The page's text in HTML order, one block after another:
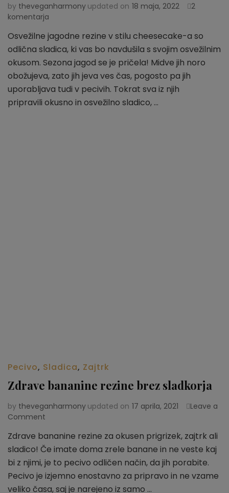
by theveganharmony updated on 18 maja, 2022
2
komentarja
cheesecake
rezine
z
jagodami
Osvežilne jagodne rezine v stilu cheesecake-a so
odlična sladica, ki vas bo navdušila s svojim osvežilnim
okusom. Sezona jagod se je pričela! Midve jih noro
obožujeva, zato jih jeva ves čas, pogosto pa jih
uporabljava tudi v pecivih. Tokrat sva iz njih
pripravili okusno in osvežilno sladico, …
Pecivo, Sladica, Zajtrk
Zdrave bananine rezine brez sladkorja
by theveganharmony updated on 17 aprila, 2021
Leave a
Comment
bananine
rezine
brez
sladkorja
Zdrave bananine rezine za okusen prigrizek, zajtrk ali
sladico! Če imate doma zrele banane in ne veste kaj
bi z njimi, je to pecivo odličen način, da jih porabite.
Pecivo je izjemno enostavno za pripravo in ne vzame
veliko časa, saj je narejeno iz samo …